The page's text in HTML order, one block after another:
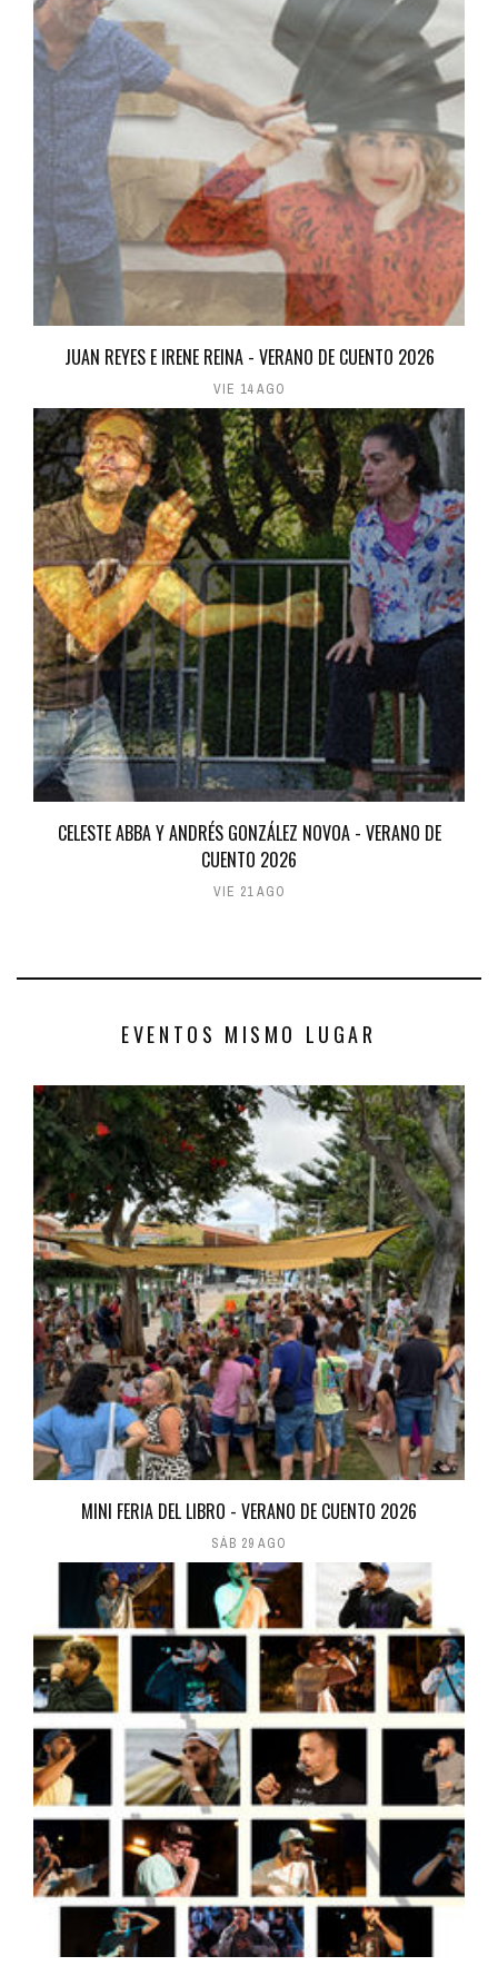
JUAN REYES E IRENE REINA - VERANO DE CUENTO 2026
VIE 14 AGO
CELESTE ABBA Y ANDRÉS GONZÁLEZ NOVOA - VERANO DE
CUENTO 2026
VIE 21 AGO
EVENTOS MISMO LUGAR
MINI FERIA DEL LIBRO - VERANO DE CUENTO 2026
SÁB 29 AGO